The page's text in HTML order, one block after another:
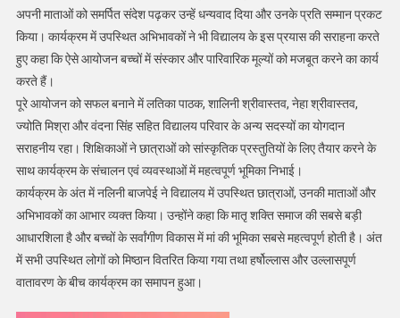
अपनी माताओं को समर्पित संदेश पढ़कर उन्हें धन्यवाद दिया और उनके प्रति सम्मान प्रकट
किया। कार्यक्रम में उपस्थित अभिभावकों ने भी विद्यालय के इस प्रयास की सराहना करते
हुए कहा कि ऐसे आयोजन बच्चों में संस्कार और पारिवारिक मूल्यों को मजबूत करने का कार्य
करते हैं।
पूरे आयोजन को सफल बनाने में लतिका पाठक, शालिनी श्रीवास्तव, नेहा श्रीवास्तव,
ज्योति मिश्रा और वंदना सिंह सहित विद्यालय परिवार के अन्य सदस्यों का योगदान
सराहनीय रहा। शिक्षिकाओं ने छात्राओं को सांस्कृतिक प्रस्तुतियों के लिए तैयार करने के
साथ कार्यक्रम के संचालन एवं व्यवस्थाओं में महत्वपूर्ण भूमिका निभाई।
कार्यक्रम के अंत में नलिनी बाजपेई ने विद्यालय में उपस्थित छात्राओं, उनकी माताओं और
अभिभावकों का आभार व्यक्त किया। उन्होंने कहा कि मातृ शक्ति समाज की सबसे बड़ी
आधारशिला है और बच्चों के सर्वांगीण विकास में मां की भूमिका सबसे महत्वपूर्ण होती है। अंत
में सभी उपस्थित लोगों को मिष्ठान वितरित किया गया तथा हर्षोल्लास और उल्लासपूर्ण
वातावरण के बीच कार्यक्रम का समापन हुआ।